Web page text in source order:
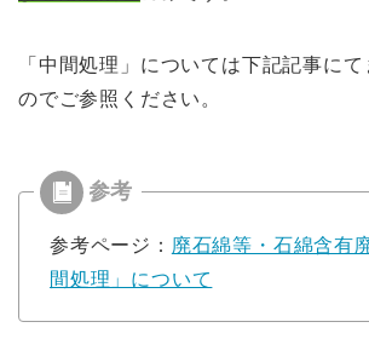
「中間処理」については下記記事に
のでご参照ください。
参考ページ： 廃石綿等・石綿含有
間処理」について